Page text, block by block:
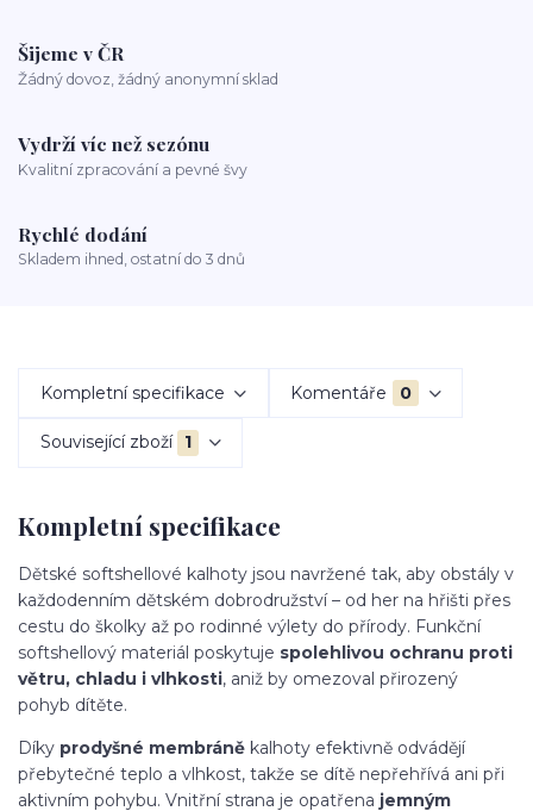
Šijeme v ČR
Žádný dovoz, žádný anonymní sklad
Vydrží víc než sezónu
Kvalitní zpracování a pevné švy
Rychlé dodání
Skladem ihned, ostatní do 3 dnů
Kompletní specifikace Komentáře 0
Související zboží 1
Kompletní specifikace
Dětské softshellové kalhoty jsou navržené tak, aby obstály v
každodenním dětském dobrodružství – od her na hřišti přes
cestu do školky až po rodinné výlety do přírody. Funkční
softshellový materiál poskytuje spolehlivou ochranu proti
větru, chladu i vlhkosti, aniž by omezoval přirozený
pohyb dítěte.
Díky prodyšné membráně kalhoty efektivně odvádějí
přebytečné teplo a vlhkost, takže se dítě nepřehřívá ani při
aktivním pohybu. Vnitřní strana je opatřena jemným